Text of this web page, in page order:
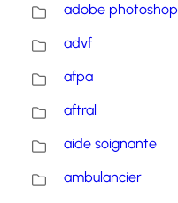
adobe photoshop
advf
afpa
aftral
aide soignante
ambulancier